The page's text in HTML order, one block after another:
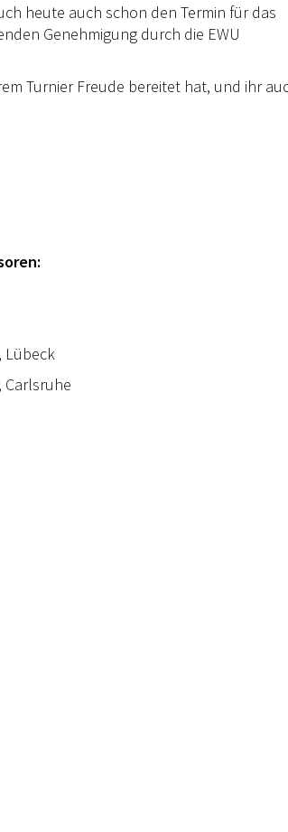
heute auch schon den Termin für das
Genehmigung durch die EWU
Turnier Freude bereitet hat, und ihr
Lübeck
Carlsruhe